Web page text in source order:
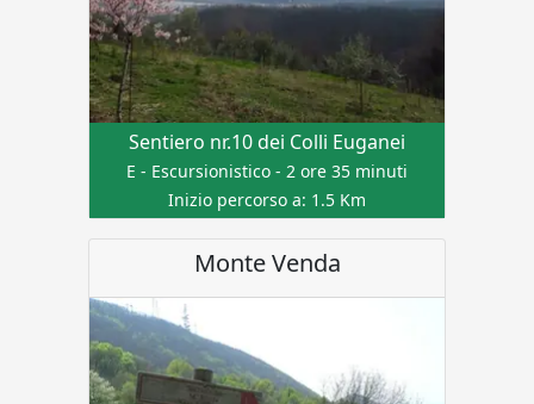
Sentiero nr.10 dei Colli Euganei
E - Escursionistico - 2 ore 35 minuti
Inizio percorso a: 1.5 Km
Monte Venda